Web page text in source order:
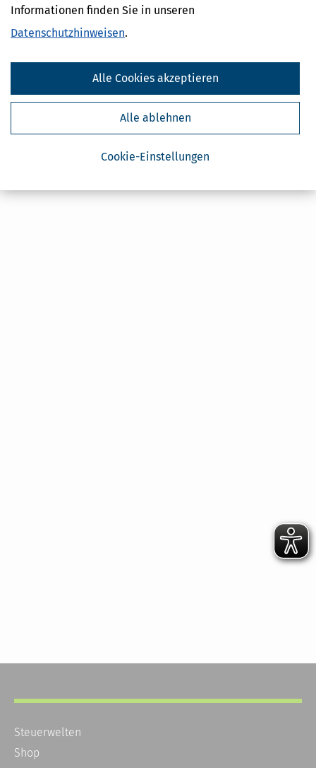
Informationen finden Sie in unseren
Datenschutzhinweisen.
Cookie-Einstellungen
Alle ablehnen
Alle Cookies akzeptieren
Steuerwelten
Shop